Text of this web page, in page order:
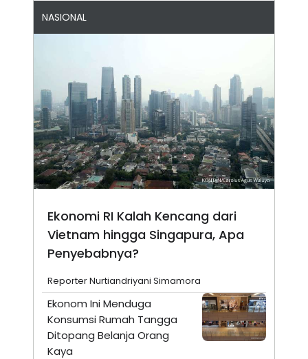
NASIONAL
Ekonomi RI Kalah Kencang dari
Vietnam hingga Singapura, Apa
Penyebabnya?
Reporter Nurtiandriyani Simamora
Ekonom Ini Menduga
Konsumsi Rumah Tangga
Ditopang Belanja Orang
Kaya